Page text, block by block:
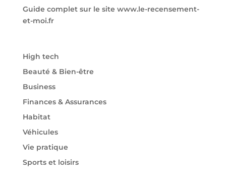
Guide complet sur le site www.le-recensement-
et-moi.fr
High tech
Beauté & Bien-être
Business
Finances & Assurances
Habitat
Véhicules
Vie pratique
Sports et loisirs